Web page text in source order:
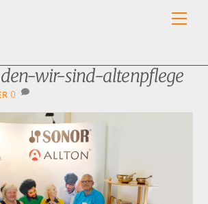
wir-sind-altenpflege
0